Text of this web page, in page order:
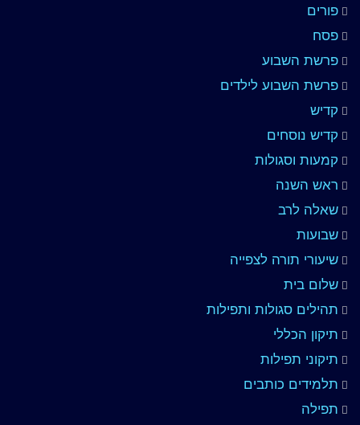
פורים
פסח
פרשת השבוע
פרשת השבוע לילדים
קדיש
קדיש נוסחים
קמעות וסגולות
ראש השנה
שאלה לרב
שבועות
שיעורי תורה לצפייה
שלום בית
תהילים סגולות ותפילות
תיקון הכללי
תיקוני תפילות
תלמידים כותבים
תפילה